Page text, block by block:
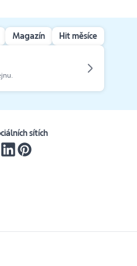
Magazín Hit měsíce
sítích